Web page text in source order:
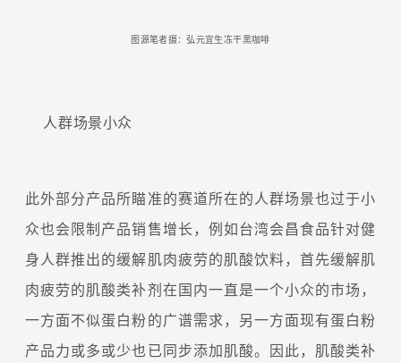
图源笔者摄：弘元宜生冻干黑咖啡
人群场景小众
此外部分产品所瞄准的赛道所在的人群场景也过于小
众也会限制产品销售增长，例如台湾会昌食品针对健
身人群推出的缓解肌肉疲劳的肌酸饮料，首先缓解肌
肉疲劳的肌酸类补剂在国内一直是一个小众的市场，
一方面不似蛋白粉的广谱需求，另一方面现有蛋白粉
产品力或多或少也已同步添加肌酸。因此，肌酸类补